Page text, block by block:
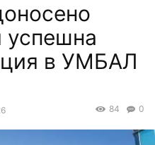
успешна
в УМБАЛ
0
84